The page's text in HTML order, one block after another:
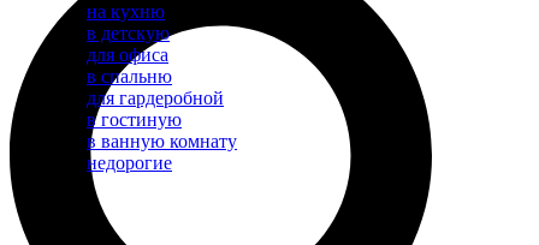
на кухню
в детскую
для офиса
в спальню
для гардеробной
в гостиную
в ванную комнату
недорогие